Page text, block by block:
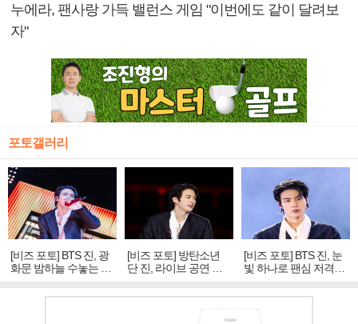
누에라, 팬사랑 가득 밸런스 게임 "이번에도 같이 달려보
자"
포토갤러리
[비즈 포토] BTS 진, 광
화문 밤하늘 수놓는 '비
주얼 킹'의 열창
[비즈 포토] 방탄소년
단 진, 라이브 공연 중
빛나는 독보적 아우라
[비즈 포토] BTS 진, 눈
빛 하나로 팬심 저격…
독보적 카리스마